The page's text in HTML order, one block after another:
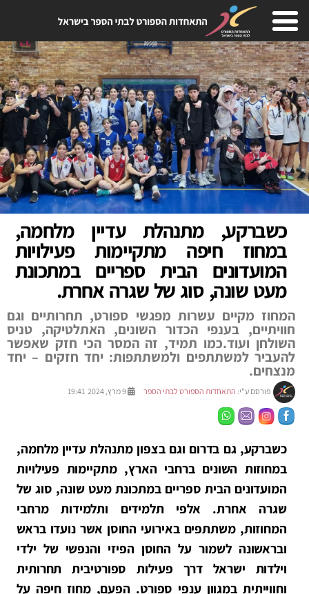
כשברקע, מתנהלת עדיין מלחמה,
במחוז חיפה מתקיימות פעילויות
המועדונים הבית ספריים במתכונת
מעט שונה, סוג של שגרה אחרת.
המחוז מקיים עשרות מפגשי ספורט, תחרותיים וגם
חוויתיים, בענפי הכדור השונים, האתלטיקה, טניס
השולחן ועוד.כמו תמיד, זה המסר הכי חזק שאפשר
להעביר למשתתפים ולמשתתפות: יחד חזקים – יחד
מנצחים.
פורסם ע"י: התאחדות הספורט לבתי הספר
כשברקע, גם בדרום וגם בצפון מתנהלת עדיין מלחמה,
במחוזות השונים ברחבי הארץ, מתקיימות פעילויות
המועדונים הבית ספריים במתכונת מעט שונה, סוג של
שגרה אחרת. אלפי תלמידים ותלמידות מרחבי
המחוזות, משתתפים באירועי החוסן אשר נועדו בראש
ובראשונה לשמור על החוסן הפיזי והנפשי של ילדי
וילדות ישראל דרך פעילות ספורטיבית תחרותית
וחווייתית במגוון ענפי ספורט. הפעם, מחוז חיפה על